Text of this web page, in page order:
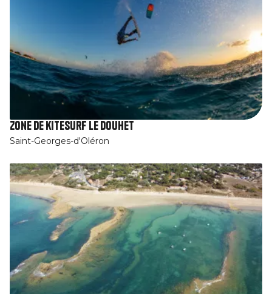
Zone de kitesurf Le Douhet
Saint-Georges-d'Oléron